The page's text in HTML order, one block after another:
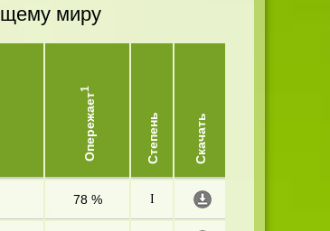
миру
Опережает
1
Степень Скачать
78 % I